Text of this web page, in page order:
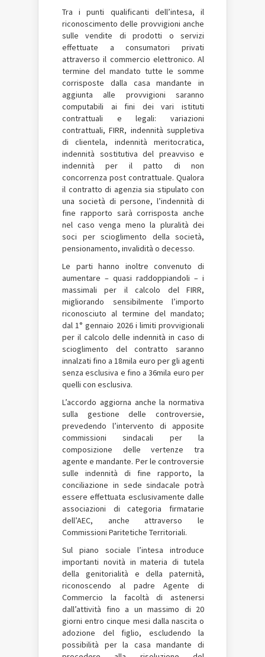
Tra i punti qualificanti dell’intesa, il
riconoscimento delle provvigioni anche
sulle vendite di prodotti o servizi
effettuate a consumatori privati
attraverso il commercio elettronico. Al
termine del mandato tutte le somme
corrisposte dalla casa mandante in
aggiunta alle provvigioni saranno
computabili ai fini dei vari istituti
contrattuali e legali: variazioni
contrattuali, FIRR, indennità suppletiva
di clientela, indennità meritocratica,
indennità sostitutiva del preavviso e
indennità per il patto di non
concorrenza post contrattuale. Qualora
il contratto di agenzia sia stipulato con
una società di persone, l’indennità di
fine rapporto sarà corrisposta anche
nel caso venga meno la pluralità dei
soci per scioglimento della società,
pensionamento, invalidità o decesso.
Le parti hanno inoltre convenuto di
aumentare – quasi raddoppiandoli – i
massimali per il calcolo del FIRR,
migliorando sensibilmente l’importo
riconosciuto al termine del mandato;
dal 1° gennaio 2026 i limiti provvigionali
per il calcolo delle indennità in caso di
scioglimento del contratto saranno
innalzati fino a 18mila euro per gli agenti
senza esclusiva e fino a 36mila euro per
quelli con esclusiva.
L’accordo aggiorna anche la normativa
sulla gestione delle controversie,
prevedendo l’intervento di apposite
commissioni sindacali per la
composizione delle vertenze tra
agente e mandante. Per le controversie
sulle indennità di fine rapporto, la
conciliazione in sede sindacale potrà
essere effettuata esclusivamente dalle
associazioni di categoria firmatarie
dell’AEC, anche attraverso le
Commissioni Paritetiche Territoriali.
Sul piano sociale l’intesa introduce
importanti novità in materia di tutela
della genitorialità e della paternità,
riconoscendo al padre Agente di
Commercio la facoltà di astenersi
dall’attività fino a un massimo di 20
giorni entro cinque mesi dalla nascita o
adozione del figlio, escludendo la
possibilità per la casa mandante di